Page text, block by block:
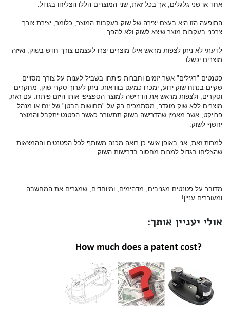
אחד או שני גלגלים, אך בכל זאת, שני המוצרים הללו הצליחו בגדול.
התופעה הזו היא בעצם יצירה של שוק בעקבות המוצר, כלומר, יצירת צורך
צרכני בעקבות מוצר שיצא לשוק ולא להפך.
לדעתי לא ניתן לצפות מראש אילו מוצרים יצרו לעצמם צורך חדש בשוק, ואיזה
מוצרים יכשלו.
פטנטים "רגילים" אשר יזמים וחברות פיתחו בשביל לענות על צורך מסויים
שקיים בנתח שוק ידוע, ימכרו כמעט בוודאות. ניתן לערוך סקרי שוק, מחקרים
וסקרים, ולצפות מראש את הדרישה למוצר הספציפי אותו היזם פיתח. עם זאת,
מוצרים ללא שוק מוגדר, מסתמכים רק על "תחושות הבטן" של יזם או מנהל
פרויקט, אשר מאמין שהדרישה בשוק תתעורר כאשר הפטנט יתקבל והמוצר
יחשף לשוק.
למרות זאת, אני באופן אישי כן רואה מכנה משותף לכל הפטנטים וההמצאות
שהצליחו בגדול למרות מחסור בדרישות השוק.
מדובר על פטנטים מגניבים, מדהימים, ומיוחדים, שמגרים את המחשבה
ומעוררים עניין!
אולי יעניין אותך: